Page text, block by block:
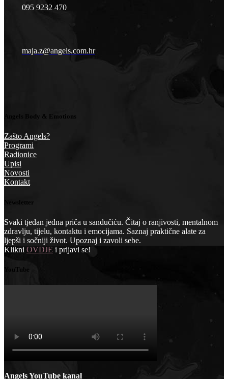
095 9232 470
maja.z@angels.com.hr
Angels Body & Emotions
Zašto Angels?
Programi
Radionice
Upisi
Novosti
Kontakt
Newsletter
Svaki tjedan jedna priča u sandučiću. Čitaj o ranjivosti, mentalnom
zdravlju, tijelu, kontaktu i emocijama. Saznaj praktične alate za
ljepši i sočniji život. Upoznaj i zavoli sebe.
Klikni OVDJE i prijavi se!
YouTube
Angels YouTube kanal